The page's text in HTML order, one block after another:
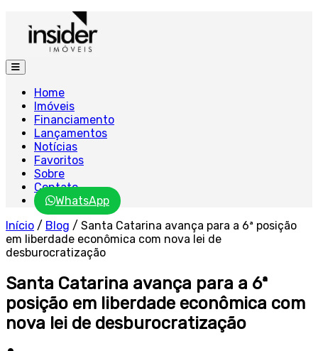
Home
Imóveis
Financiamento
Lançamentos
Notícias
Favoritos
Sobre
Contato
WhatsApp
Início / Blog / Santa Catarina avança para a 6ª posição
em liberdade econômica com nova lei de
desburocratização
Santa Catarina avança para a 6ª
posição em liberdade econômica com
nova lei de desburocratização